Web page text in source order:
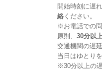
開始時刻に遅
絡 ください。
※お電話での
原則、 30分以
交通機関の遅
当日はゆとり
※30分以上の